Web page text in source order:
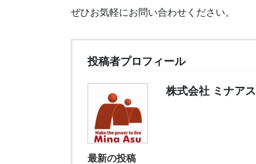
ぜひお気軽にお問い合わせください。
投稿者プロフィール
株式会社 ミナアス
最新の投稿